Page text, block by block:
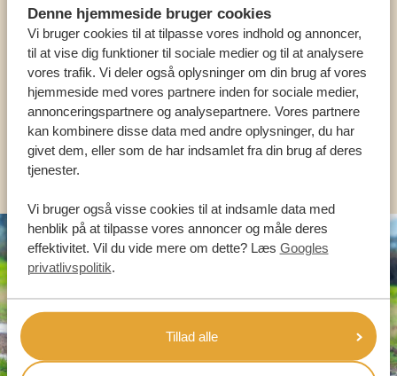
Denne hjemmeside bruger cookies
Vi bruger cookies til at tilpasse vores indhold og annoncer,
til at vise dig funktioner til sociale medier og til at analysere
vores trafik. Vi deler også oplysninger om din brug af vores
hjemmeside med vores partnere inden for sociale medier,
annonceringspartnere og analysepartnere. Vores partnere
kan kombinere disse data med andre oplysninger, du har
givet dem, eller som de har indsamlet fra din brug af deres
tjenester.
Vi bruger også visse cookies til at indsamle data med
henblik på at tilpasse vores annoncer og måle deres
effektivitet. Vil du vide mere om dette? Læs Googles
privatlivspolitik.
Tillad alle
VORES SPECIALISTER ER HER FOR AT
HJÆLPE DIG
DA:+45 89 88 83 62
KONTAKT OS